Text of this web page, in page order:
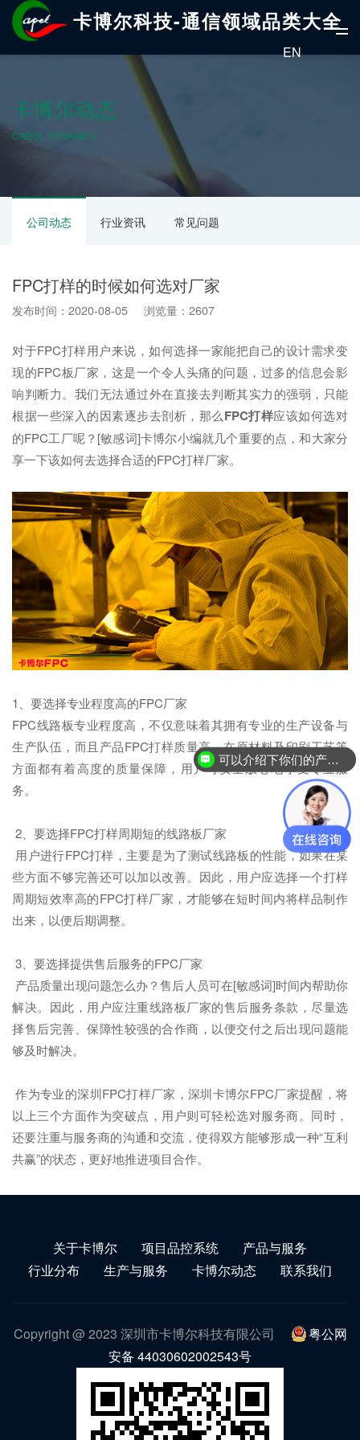
卡博尔科技-通信领域品类大全
EN
卡博尔动态
CABOL DYNAMICS
公司动态 行业资讯 常见问题
FPC打样的时候如何选对厂家
发布时间：2020-08-05 浏览量：2607
对于FPC打样用户来说，如何选择一家能把自己的设计需求变
现的FPC板厂家，这是一个令人头痛的问题，过多的信息会影
响判断力。我们无法通过外在直接去判断其实力的强弱，只能
根据一些深入的因素逐步去剖析，那么FPC打样应该如何选对
的FPC工厂呢？[敏感词]卡博尔小编就几个重要的点，和大家分
享一下该如何去选择合适的FPC打样厂家。
1、要选择专业程度高的FPC厂家
FPC线路板专业程度高，不仅意味着其拥有专业的生产设备与
生产队伍，而且产品FPC打样质量高，在原材料及印刷工艺等
方面都有着高度的质量保障，用户可安全放心地享受专业服
务。
2、要选择FPC打样周期短的线路板厂家
用户进行FPC打样，主要是为了测试线路板的性能，如果在某
些方面不够完善还可以加以改善。因此，用户应选择一个打样
周期短效率高的FPC打样厂家，才能够在短时间内将样品制作
出来，以便后期调整。
3、要选择提供售后服务的FPC厂家
产品质量出现问题怎么办？售后人员可在[敏感词]时间内帮助你
解决。因此，用户应注重线路板厂家的售后服务条款，尽量选
择售后完善、保障性较强的合作商，以便交付之后出现问题能
够及时解决。
作为专业的深圳FPC打样厂家，深圳卡博尔FPC厂家提醒，将
以上三个方面作为突破点，用户则可轻松选对服务商。同时，
还要注重与服务商的沟通和交流，使得双方能够形成一种“互利
共赢”的状态，更好地推进项目合作。
关于卡博尔 项目品控系统
产品与服务
行业分布
生产与服务 卡博尔动态 联系我们
Copyright @ 2023 深圳市卡博尔科技有限公司
粤公网
安备 44030602002543号
可以介绍下你们的产品么？